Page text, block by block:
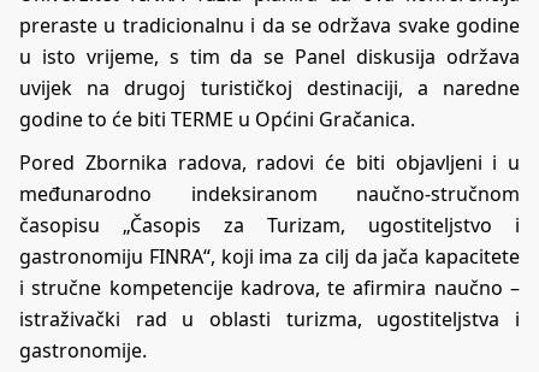
preraste u tradicionalnu i da se održava svake godine
u isto vrijeme, s tim da se Panel diskusija održava
uvijek na drugoj turističkoj destinaciji, a naredne
godine to će biti TERME u Općini Gračanica.
Pored Zbornika radova, radovi će biti objavljeni i u
međunarodno indeksiranom naučno-stručnom
časopisu „Časopis za Turizam, ugostiteljstvo i
gastronomiju FINRA“, koji ima za cilj da jača kapacitete
i stručne kompetencije kadrova, te afirmira naučno –
istraživački rad u oblasti turizma, ugostiteljstva i
gastronomije.